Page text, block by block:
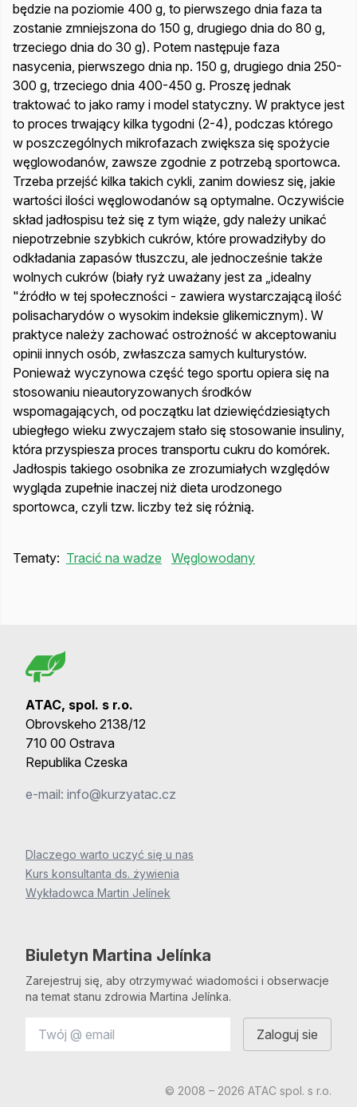
będzie na poziomie 400 g, to pierwszego dnia faza ta
zostanie zmniejszona do 150 g, drugiego dnia do 80 g,
trzeciego dnia do 30 g). Potem następuje faza
nasycenia, pierwszego dnia np. 150 g, drugiego dnia 250-
300 g, trzeciego dnia 400-450 g. Proszę jednak
traktować to jako ramy i model statyczny. W praktyce jest
to proces trwający kilka tygodni (2-4), podczas którego
w poszczególnych mikrofazach zwiększa się spożycie
węglowodanów, zawsze zgodnie z potrzebą sportowca.
Trzeba przejść kilka takich cykli, zanim dowiesz się, jakie
wartości ilości węglowodanów są optymalne. Oczywiście
skład jadłospisu też się z tym wiąże, gdy należy unikać
niepotrzebnie szybkich cukrów, które prowadziłyby do
odkładania zapasów tłuszczu, ale jednocześnie także
wolnych cukrów (biały ryż uważany jest za „idealny
"źródło w tej społeczności - zawiera wystarczającą ilość
polisacharydów o wysokim indeksie glikemicznym). W
praktyce należy zachować ostrożność w akceptowaniu
opinii innych osób, zwłaszcza samych kulturystów.
Ponieważ wyczynowa część tego sportu opiera się na
stosowaniu nieautoryzowanych środków
wspomagających, od początku lat dziewięćdziesiątych
ubiegłego wieku zwyczajem stało się stosowanie insuliny,
która przyspiesza proces transportu cukru do komórek.
Jadłospis takiego osobnika ze zrozumiałych względów
wygląda zupełnie inaczej niż dieta urodzonego
sportowca, czyli tzw. liczby też się różnią.
Tematy: Tracić na wadze Węglowodany
ATAC, spol. s r.o.
Obrovskeho 2138/12
710 00 Ostrava
Republika Czeska
e-mail: info@kurzyatac.cz
Dlaczego warto uczyć się u nas
Kurs konsultanta ds. żywienia
Wykładowca Martin Jelínek
Biuletyn Martina Jelínka
Zarejestruj się, aby otrzymywać wiadomości i obserwacje
na temat stanu zdrowia Martina Jelínka.
© 2008 – 2026 ATAC spol. s r.o.